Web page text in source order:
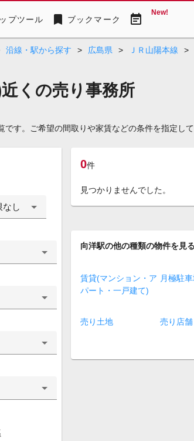
プツール bookmark ブックマーク event_note New!
沿線・駅から探す > 広島県 > ＪＲ山陽本線 >
くの売り事務所
す。ご希望の間取りや家賃などの条件を指定し
なし
0件
見つかりませんでした。
向洋駅の他の種類の物件を見る
賃貸(マンション・ア
パート・一戸建て)
月極駐
売り土地 売り店舗